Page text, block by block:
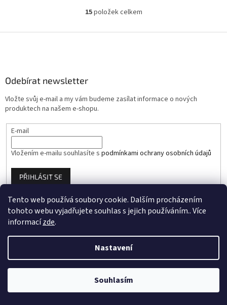
Tento web používá soubory cookie. Dalším procházením
tohoto webu vyjadřujete souhlas s jejich používáním.. Více
informacízde.
Nastavení
Souhlasím
O
l
r
k
ý
s
15položek celkem
Odebírat newsletter
Vložte svůj e-mail a my vám budeme zasílat informace o nových
produktech na našem e-shopu.
E-mail
Vložením e-mailu souhlasíte s podmínkami ochrany osobních údajů
PŘIHLÁSIT SE
Dárkoviny.cz. Všechna práva vyhrazena.